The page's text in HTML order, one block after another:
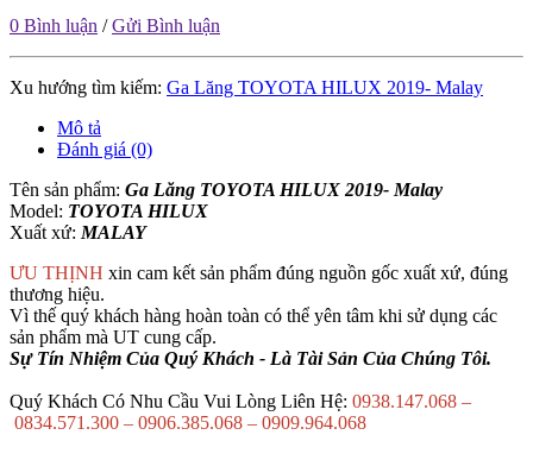
0 Bình luận /Gửi Bình luận
Xu hướng tìm kiếm: Ga Lăng TOYOTA HILUX 2019- Malay
Mô tả
Đánh giá (0)
Tên sản phẩm: Ga Lăng TOYOTA HILUX 2019- Malay
Model: TOYOTA HILUX
Xuất xứ: MALAY
ƯU THỊNH xin cam kết sản phẩm đúng nguồn gốc xuất xứ, đúng
thương hiệu.
Vì thế quý khách hàng hoàn toàn có thể yên tâm khi sử dụng các
sản phẩm mà UT cung cấp.
Sự Tín Nhiệm Của Quý Khách - Là Tài Sản Của Chúng Tôi.
Quý Khách Có Nhu Cầu Vui Lòng Liên Hệ: 0938.147.068 –
0834.571.300 – 0906.385.068 – 0909.964.068